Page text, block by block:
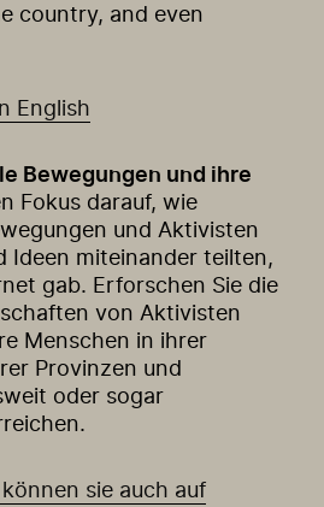
country, and even
English
Bewegungen und ihre
Fokus darauf, wie
und Aktivisten
Ideen miteinander teilten,
gab. Erforschen Sie die
von Aktivisten
Menschen in ihrer
Provinzen und
oder sogar
sie auch auf